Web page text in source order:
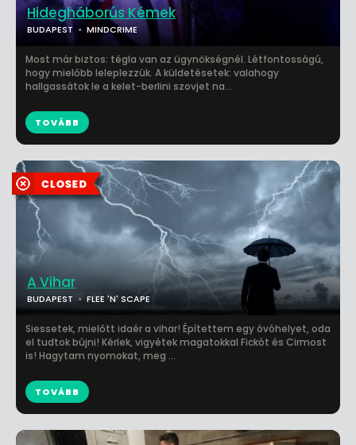
Hidegháborús Kémek
BUDAPEST MINDCRIME
Most már biztos: tégla van az ügynökségnél. Létfontosságú,
hogy mielőbb leleplezzük. A küldetésetek: valahogy
hallgassátok le a kelet-berlini szovjet na...
TOVÁBB
A Vihar
BUDAPEST FLEE 'N' SCAPE
Siessetek, mielőtt idaér a vihar! Építettem egy óvóhelyet, oda
el tudtok bújni! Kérlek, vigyétek magatokkal Fickót és Cirmost
is! Hagytam nyomokat, meg ...
TOVÁBB